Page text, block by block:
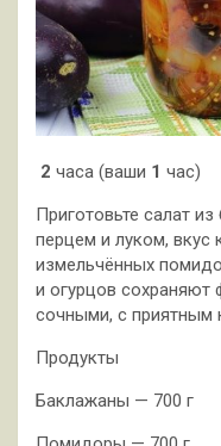
2 часа (ваши 1 час)
Приготовьте салат
перцем и луком, вкус
измельчённых
и огурцов сохраняют
сочными, с приятным
Продукты
Баклажаны — 700 г